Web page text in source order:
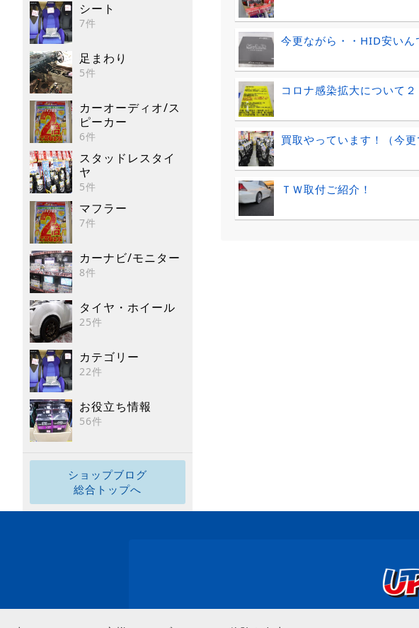
シート
7件
足まわり
5件
カーオーディオ/ス
ピーカー
6件
スタッドレスタイ
ヤ
5件
マフラー
7件
カーナビ/モニター
8件
タイヤ・ホイール
25件
カテゴリー
22件
お役立ち情報
56件
ショップブログ
総合トップへ
今更ながら・・HID安いん
コロナ感染拡大について２
買取やっています！（今更
ＴＷ取付ご紹介！